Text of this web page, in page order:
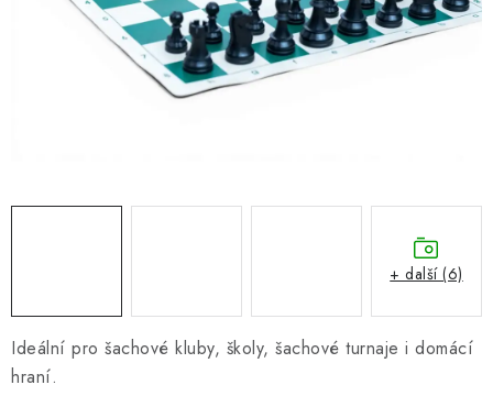
ŠACHOVÝ MERCH
Ideální pro šachové kluby, školy, šachové turnaje i domácí
hraní.
+ další (6)